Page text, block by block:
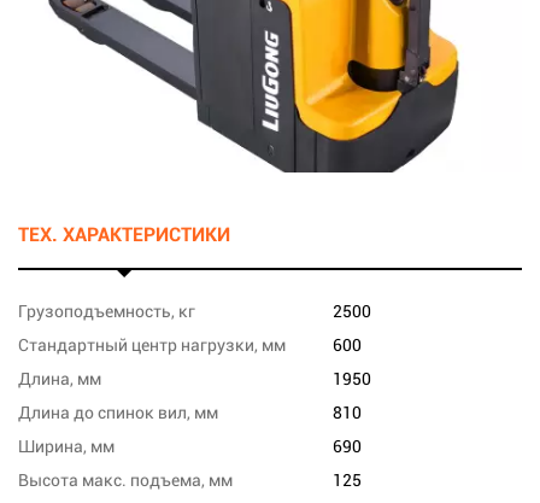
ТЕХ. ХАРАКТЕРИСТИКИ
Грузоподъемность, кг
2500
Стандартный центр нагрузки, мм
600
Длина, мм
1950
Длина до спинок вил, мм
810
Ширина, мм
690
Высота макс. подъема, мм
125